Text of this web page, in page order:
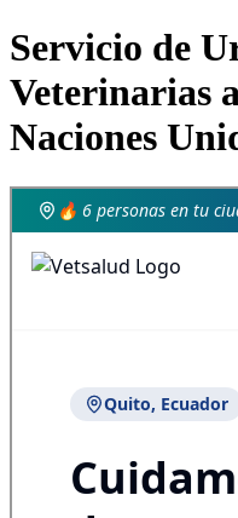
Servicio de
Veterinarias
Naciones